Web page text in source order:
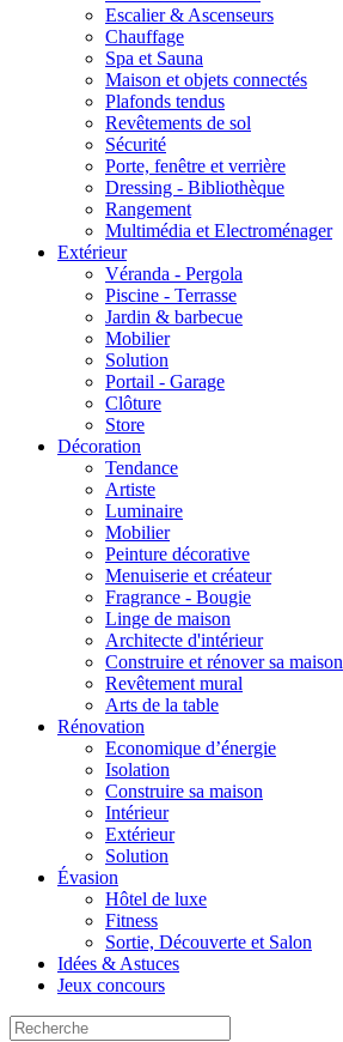
Escalier & Ascenseurs
Chauffage
Spa et Sauna
Maison et objets connectés
Plafonds tendus
Revêtements de sol
Sécurité
Porte, fenêtre et verrière
Dressing - Bibliothèque
Rangement
Multimédia et Electroménager
Extérieur
Véranda - Pergola
Piscine - Terrasse
Jardin & barbecue
Mobilier
Solution
Portail - Garage
Clôture
Store
Décoration
Tendance
Artiste
Luminaire
Mobilier
Peinture décorative
Menuiserie et créateur
Fragrance - Bougie
Linge de maison
Architecte d'intérieur
Construire et rénover sa maison
Revêtement mural
Arts de la table
Rénovation
Economique d’énergie
Isolation
Construire sa maison
Intérieur
Extérieur
Solution
Évasion
Hôtel de luxe
Fitness
Sortie, Découverte et Salon
Idées & Astuces
Jeux concours